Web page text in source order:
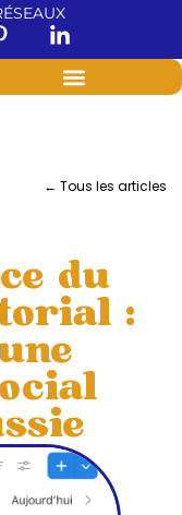
← Tous les articles
du
: